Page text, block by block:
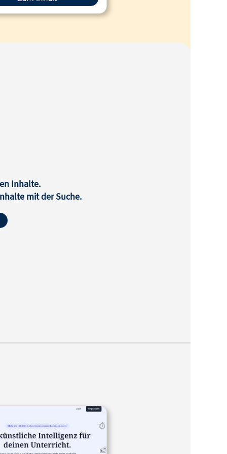
Inhalte.
mit der Suche.